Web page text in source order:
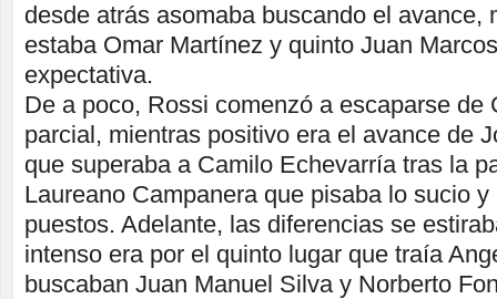
desde atrás asomaba buscando el avance,
estaba Omar Martínez y quinto Juan
expectativa.
De a poco, Rossi comenzó a escaparse de
parcial, mientras positivo era el avance de
que superaba a Camilo Echevarría tras la
Laureano Campanera que pisaba lo sucio
puestos. Adelante, las diferencias se
intenso era por el quinto lugar que traía
buscaban Juan Manuel Silva y Norberto